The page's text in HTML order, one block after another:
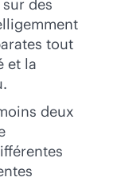
des
tout
et la
deux